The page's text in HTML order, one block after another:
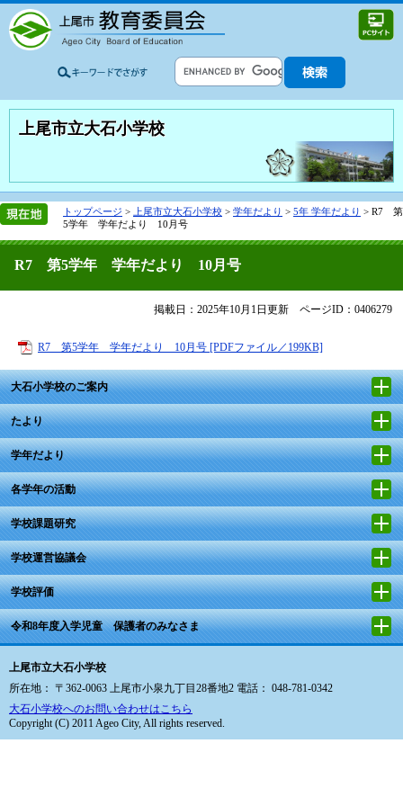
上尾市立大石小学校
トップページ > 上尾市立大石小学校 > 学年だより > 5年 学年だより > R7 第
5学年 学年だより 10月号
R7 第5学年 学年だより 10月号
掲載日：2025年10月1日更新 ページID：0406279
R7 第5学年 学年だより 10月号 [PDFファイル／199KB]
大石小学校のご案内
たより
学年だより
各学年の活動
学校課題研究
学校運営協議会
学校評価
令和8年度入学児童 保護者のみなさま
上尾市立大石小学校
所在地： 〒362-0063 上尾市小泉九丁目28番地2 電話： 048-781-0342
大石小学校へのお問い合わせはこちら
Copyright (C) 2011 Ageo City, All rights reserved.